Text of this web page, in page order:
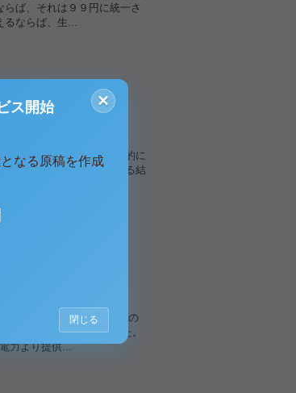
ば、それは９９円に統一さ
るならば、生...
老若男女を問わず、普遍的に
ないだろうか。 予想される結
・家事など...
化を推進することも、その
可能性を調べてみました。
力より提供...
×
ス開始
なる原稿を作成
閉じる